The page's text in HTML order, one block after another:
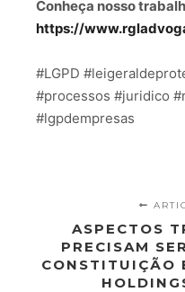
Conheça nosso
https://
#LGPD
#processos #juridico
#lgpdempresas
ASPECTOS
PRECISAM
CONSTITUIÇÃO